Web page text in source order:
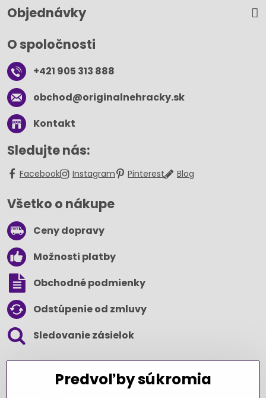
Objednávky
O spoločnosti
+421 905 313 888
obchod​@originalnehracky​.sk
Kontakt
Sledujte nás:
Facebook Instagram Pinterest Blog
Všetko o nákupe
Ceny dopravy
Možnosti platby
Obchodné podmienky
Odstúpenie od zmluvy
Sledovanie zásielok
Predvoľby súkromia